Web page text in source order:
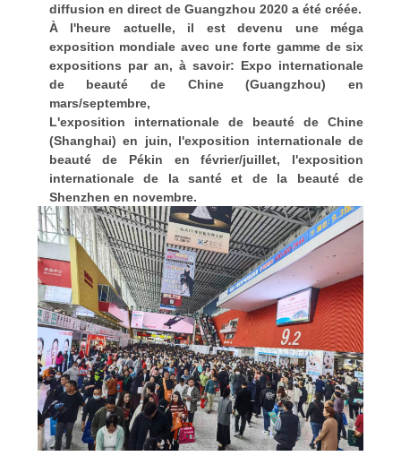
diffusion en direct de Guangzhou 2020 a été créée.
À l'heure actuelle, il est devenu une méga
exposition mondiale avec une forte gamme de six
expositions par an, à savoir: Expo internationale
de beauté de Chine (Guangzhou) en
mars/septembre,
L'exposition internationale de beauté de Chine
(Shanghai) en juin, l'exposition internationale de
beauté de Pékin en février/juillet, l'exposition
internationale de la santé et de la beauté de
Shenzhen en novembre.